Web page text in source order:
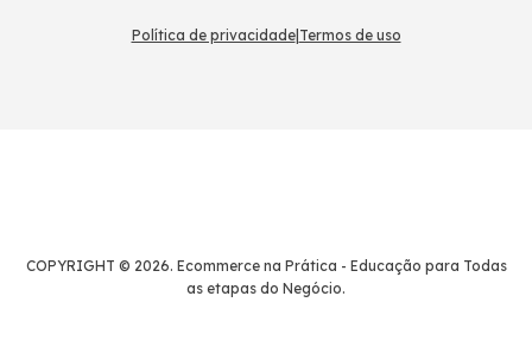
Política de privacidade| Termos de uso
COPYRIGHT © 2026. Ecommerce na Prática - Educação para Todas
as etapas do Negócio.